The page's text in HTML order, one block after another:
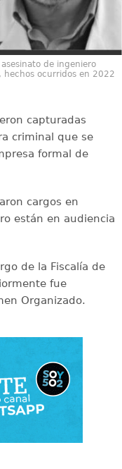
de ingeniero
hechos ocurridos en 2022
capturadas
criminal que se
formal de
cargos en
están en audiencia
de la Fiscalía de
fue
Organizado.